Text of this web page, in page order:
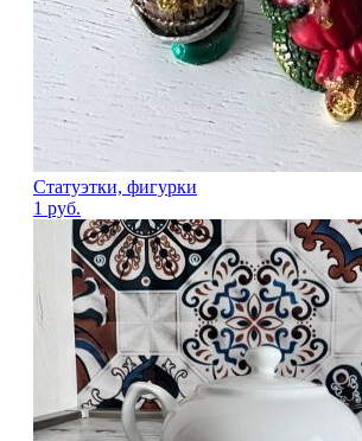
Статуэтки, фигурки
1 руб.